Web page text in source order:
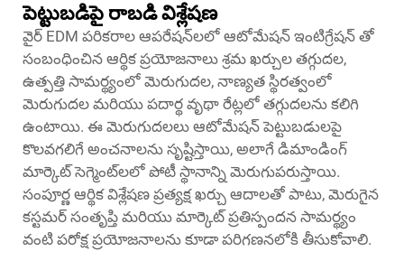
పెట్టుబడిపై రాబడి విశ్లేషణ
వైర్ EDM పరికరాల ఆపరేషన్‌లలో ఆటోమేషన్ ఇంటిగ్రేషన్ తో
సంబంధించిన ఆర్థిక ప్రయోజనాలు శ్రమ ఖర్చుల తగ్గుదల,
ఉత్పత్తి సామర్థ్యంలో మెరుగుదల, నాణ్యత స్థిరత్వంలో
మెరుగుదల మరియు పదార్థ వృథా రేట్లలో తగ్గుదలను కలిగి
ఉంటాయి. ఈ మెరుగుదలలు ఆటోమేషన్ పెట్టుబడులపై
కొలవగలిగే అంచనాలను సృష్టిస్తాయి, అలాగే డిమాండింగ్
మార్కెట్ సెగ్మెంట్‌లలో పోటీ స్థానాన్ని మెరుగుపరుస్తాయి.
సంపూర్ణ ఆర్థిక విశ్లేషణ ప్రత్యక్ష ఖర్చు ఆదాలతో పాటు, మెరుగైన
కస్టమర్ సంతృప్తి మరియు మార్కెట్ ప్రతిస్పందన సామర్థ్యం
వంటి పరోక్ష ప్రయోజనాలను కూడా పరిగణనలోకి తీసుకోవాలి.